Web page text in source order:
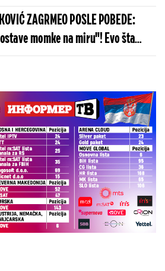
ZAGRMEO POSLE POBEDE:
momke na miru"! Evo šta
isključenju golmana!